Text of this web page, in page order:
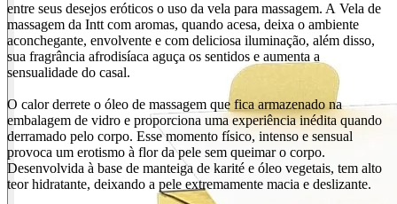
entre seus desejos eróticos o uso da vela para massagem. A Vela de
massagem da Intt com aromas, quando acesa, deixa o ambiente
aconchegante, envolvente e com deliciosa iluminação, além disso,
sua fragrância afrodisíaca aguça os sentidos e aumenta a
sensualidade do casal.
O calor derrete o óleo de massagem que fica armazenado na
embalagem de vidro e proporciona uma experiência inédita quando
derramado pelo corpo. Esse momento físico, intenso e sensual
provoca um erotismo à flor da pele sem queimar o corpo.
Desenvolvida à base de manteiga de karité e óleo vegetais, tem alto
teor hidratante, deixando a pele extremamente macia e deslizante.